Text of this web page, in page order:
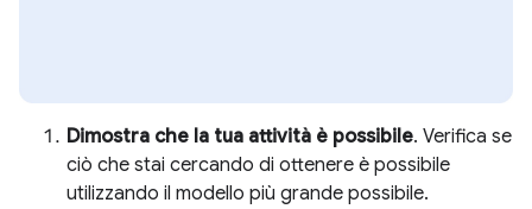
Dimostra che la tua attività è possibile. Verifica se
ciò che stai cercando di ottenere è possibile
utilizzando il modello più grande possibile.